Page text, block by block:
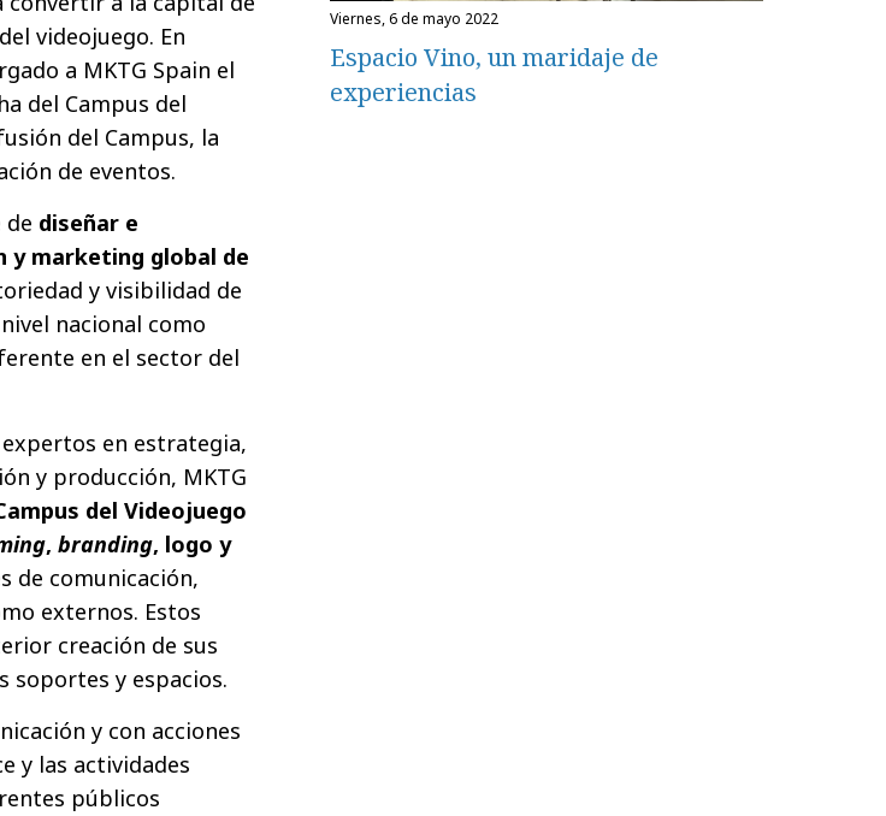
videojuego. En
a MKTG Spain el
del Campus del
del Campus, la
de eventos.
de diseñar e
y marketing global de
y visibilidad de
nacional como
en el sector del
en estrategia,
y producción, MKTG
del Videojuego
, branding, logo y
de comunicación,
externos. Estos
creación de sus
soportes y espacios.
y con acciones
y las actividades
públicos
viernes, 6 de mayo 2022
Espacio Vino, un maridaje de
experiencias